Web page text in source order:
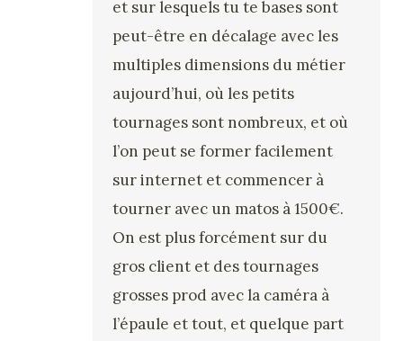
et sur lesquels tu te bases sont
peut-être en décalage avec les
multiples dimensions du métier
aujourd’hui, où les petits
tournages sont nombreux, et où
l’on peut se former facilement
sur internet et commencer à
tourner avec un matos à 1500€.
On est plus forcément sur du
gros client et des tournages
grosses prod avec la caméra à
l’épaule et tout, et quelque part